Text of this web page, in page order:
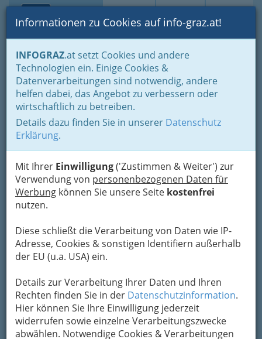
Suche Login Toggle
Informationen zu Cookies auf info-graz.at!
INFOGRAZ.at setzt Cookies und andere
Technologien ein. Einige Cookies &
Datenverarbeitungen sind notwendig, andere
helfen dabei, das Angebot zu verbessern oder
wirtschaftlich zu betreiben.
Details dazu finden Sie in unserer Datenschutz
Erklärung.
Mit Ihrer Einwilligung('Zustimmen & Weiter') zur
Verwendung von personenbezogenen Daten für
Werbung können Sie unsere Seite kostenfrei
nutzen.
Diese schließt die Verarbeitung von Daten wie IP-
Adresse, Cookies & sonstigen Identifiern außerhalb
der EU (u.a. USA) ein.
Details zur Verarbeitung Ihrer Daten und Ihren
Rechten finden Sie in der Datenschutzinformation.
Hier können Sie Ihre Einwilligung jederzeit
widerrufen sowie einzelne Verarbeitungszwecke
abwählen. Notwendige Cookies & Verarbeitungen
Home Branchen
Diesel Gesellschaft m.b.H.
Peter-Rosegger-Straße 26, 8053 Graz-Neuhart
+43 316 829 028
+43 316 829 028 - 76
Karte
Kontaktaufnahme
Um die Info-Graz Firmenvor Spam-Mails zu
bewahren, verwenden wir an dieser Stelle zur
Übermittlung Ihrer Nachricht ein sicheres
Formular. Ihre Nachricht wird nach dem
Absenden umgehend per Mail an das